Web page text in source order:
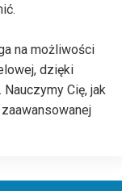
na możliwości
dzięki
Cię, jak